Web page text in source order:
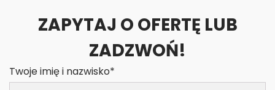
ZAPYTAJ O OFERTĘ LUB
ZADZWOŃ!
Twoje imię i nazwisko*